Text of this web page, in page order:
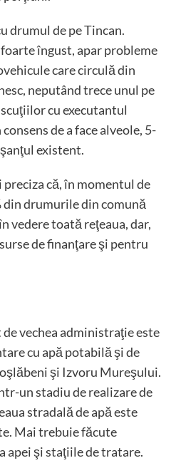
drumul de pe Tincan.
îngust, apar probleme
care circulă din
neputând trece unul pe
cu executantul
de a face alveole, 5-
existent.
că, în momentul de
drumurile din comună
vedere toată reţeaua, dar,
de finanţare şi pentru
vechea administraţie este
cu apă potabilă şi de
şi Izvoru Mureşului.
un stadiu de realizare de
stradală de apă este
Mai trebuie făcute
apei şi staţiile de tratare.